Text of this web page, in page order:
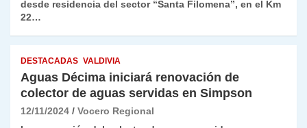
desde residencia del sector “Santa Filomena”, en el Km
22…
DESTACADAS VALDIVIA
Aguas Décima iniciará renovación de
colector de aguas servidas en Simpson
12/11/2024
Vocero Regional